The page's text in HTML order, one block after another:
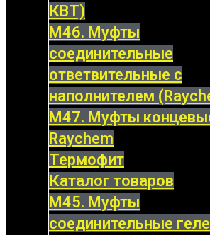
КВТ)
М46. Муфты
соединительные
ответвительные с
наполнителем
М47. Муфты
Raychem
Термофит
Каталог товаров
М45. Муфты
соединительные